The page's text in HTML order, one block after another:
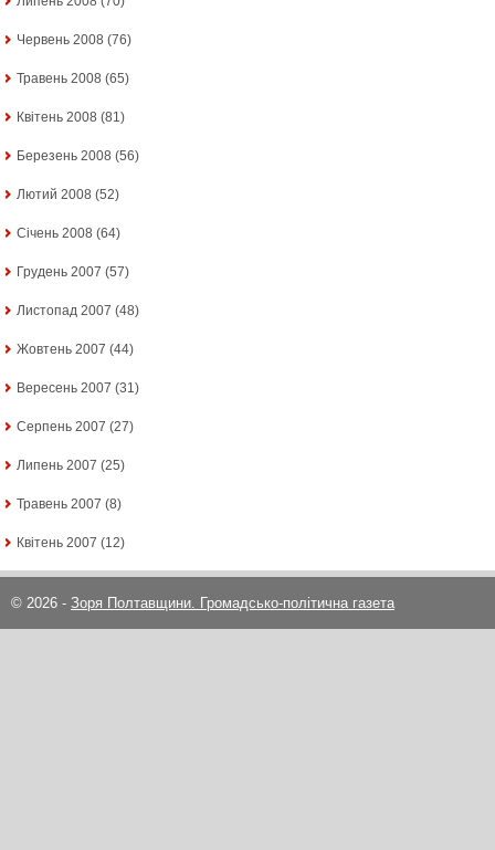
Червень 2008 (76)
Травень 2008 (65)
Квітень 2008 (81)
Березень 2008 (56)
Лютий 2008 (52)
Січень 2008 (64)
Грудень 2007 (57)
Листопад 2007 (48)
Жовтень 2007 (44)
Вересень 2007 (31)
Серпень 2007 (27)
Липень 2007 (25)
Травень 2007 (8)
Квітень 2007 (12)
© 2026 - Зоря Полтавщини. Громадсько-політична газета